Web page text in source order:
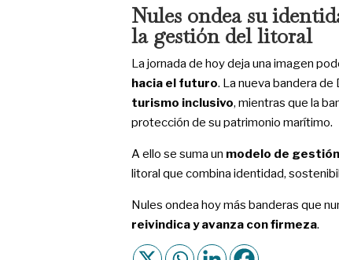
Nules ondea su
la gestión del litoral
La jornada de hoy deja una imagen
hacia el futuro. La nueva bandera
turismo inclusivo, mientras que la
protección de su patrimonio marítimo.
A ello se suma un modelo de gestión
litoral que combina identidad,
Nules ondea hoy más banderas que
reivindica y avanza con firmeza.